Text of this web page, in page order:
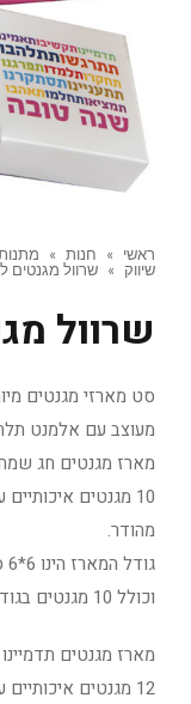
ראשי » חנות »
שיווק » שרוול מגנטים
שרוול
סט מארזי מגנטים
מעוצב עם אלמנט
מארז מגנטים חג
10 מגנטים
מהודר.
גודל המארז הינו 6*6 ס"מ
וכולל 10 מגנטים בגודל של 5*5
מארז מגנטים
12 מגנטים איכותיים עם מסרים מיוחדים, בתוך מארז מהודר.